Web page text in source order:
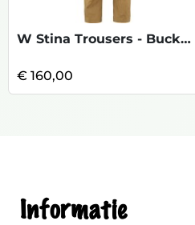
W Stina Trousers - Buckwheat Brown
€ 160,00
Informatie